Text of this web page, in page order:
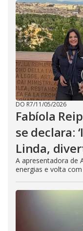
DO R7/11/05/2026
Fabíola
se declara:
Linda,
A apresentadora de
energias e volta